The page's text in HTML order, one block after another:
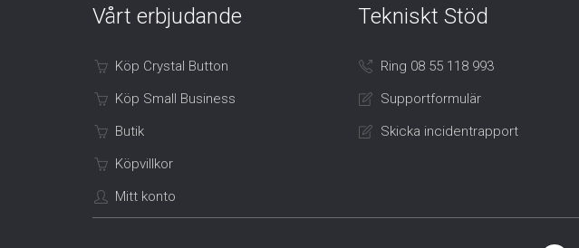
Vårt erbjudande
Köp Crystal Button
Köp Small Business
Butik
Köpvillkor
Mitt konto
Tekniskt Stöd
Ring 08 55 118 993
Supportformulär
Skicka incidentrapport